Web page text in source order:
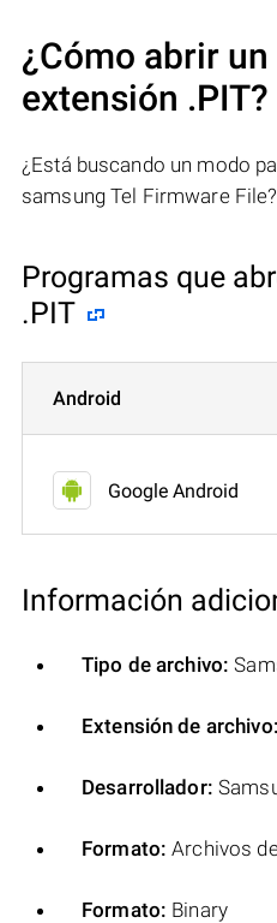
¿Cómo abrir
extensión .PIT?
¿Está buscando un modo
samsung Tel Firmware File?
Programas que
.PIT
Android
Google Android
Información
Tipo de archivo:
Extensión de archivo:
Desarrollador:
Formato: Archivos
Formato: Binary